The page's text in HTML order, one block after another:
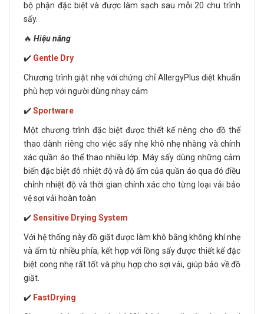
bộ phận đặc biệt và được làm sạch sau mỗi 20 chu trình
sấy.
🔥 Hiệu năng
✔️ Gentle Dry
Chương trình giặt nhẹ với chứng chỉ AllergyPlus diệt khuẩn
phù hợp với người dùng nhạy cảm
✔️Sportware
Một chương trình đặc biệt được thiết kế riêng cho đồ thể
thao dành riêng cho việc sấy nhẹ khô nhẹ nhàng và chính
xác quần áo thể thao nhiều lớp. Máy sấy dùng những cảm
biến đặc biệt đô nhiệt độ và độ ẩm của quần áo qua đó điều
chỉnh nhiệt độ và thời gian chính xác cho từng loại vải bảo
vệ sợi vải hoàn toàn
✔️Sensitive Drying System
Với hệ thống này đồ giặt được làm khô bằng không khí nhẹ
và ấm từ nhiều phía, kết hợp với lồng sấy được thiết kế đặc
biệt cong nhẹ rất tốt và phụ hợp cho sợi vải, giúp bảo về đồ
giặt.
✔️ FastDrying